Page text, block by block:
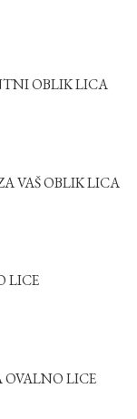
OBLIK LICA
VAŠ OBLIK LICA
LICE
OVALNO LICE